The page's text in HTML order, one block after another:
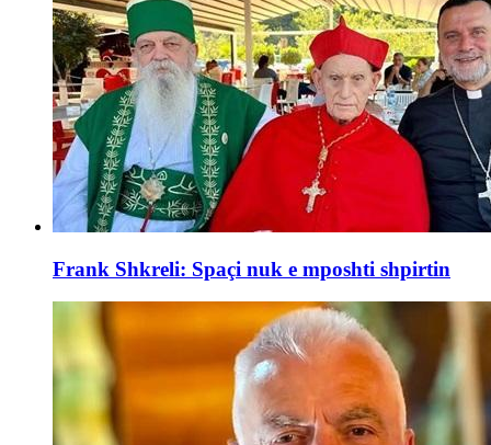
Frank Shkreli: Spaçi nuk e mposhti shpirtin